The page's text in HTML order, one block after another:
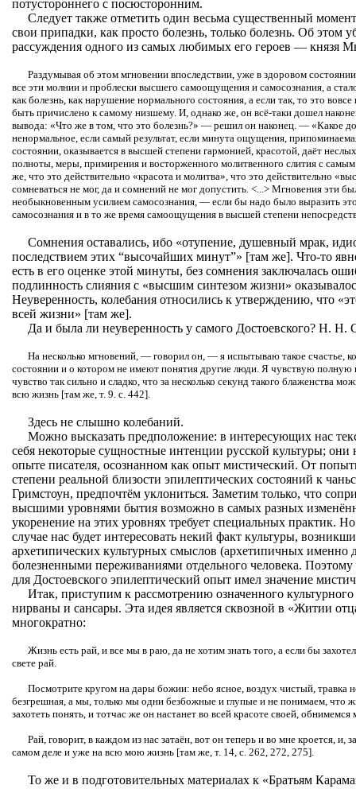
потустороннего с посюсторонним.
Следует также отметить один весьма существенный
свои припадки, как просто болезнь, только болезнь. Об этом
рассуждения одного из самых любимых его героев — князя
Раздумывая об этом мгновении впоследствии, уже в здоровом
все эти молнии и проблески высшего самоощущения и самосознания, а
как болезнь, как нарушение нормального состояния, а если так, то это
быть причислено к самому низшему. И, однако же, он всё-таки дошел
вывода: «Что же в том, что это болезнь?» — решил он наконец. — «Какое
ненормальное, если самый результат, если минута ощущения,
состоянии, оказывается в высшей степени гармонией, красотой, даёт
полноты, меры, примирения и восторженного молитвенного слития с
же, что это действительно «красота и молитва», что это действительно
сомневаться не мог, да и сомнений не мог допустить. <...> Мгновения эти
необыкновенным усилием самосознания, — если бы надо было выразить
самосознания и в то же время самоощущения в высшей степени
Сомнения оставались, ибо «отупение, душевный мрак,
последствием этих “высочайших минут”» [там же]. Что-то
есть в его оценке этой минуты, без сомнения заключалась
подлинность слияния с «высшим синтезом жизни»
Неуверенность, колебания относились к утверждению, что
всей жизни» [там же].
Да и была ли неуверенность у самого Достоевского? Н. Н.
На несколько мгновений, — говорил он, — я испытываю такое счастье,
состоянии и о котором не имеют понятия другие люди. Я чувствую полную
чувство так сильно и сладко, что за несколько секунд такого блаженства
всю жизнь [там же, т. 9. с. 442].
Здесь не слышно колебаний.
Можно высказать предположение: в интересующих нас
себя некоторые сущностные интенции русской культуры; они
опыте писателя, осознанном как опыт мистический. От
степени реальной близости эпилептических состояний к
Гримстоун, предпочтём уклониться. Заметим только, что
высшими уровнями бытия возможно в самых разных
укоренение на этих уровнях требует специальных практик.
случае нас будет интересовать некий факт культуры,
архетипических культурных смыслов (архетипичных именно
болезненными переживаниями отдельного человека.
для Достоевского эпилептический опыт имел значение
Итак, приступим к рассмотрению означенного
нирваны и сансары. Эта идея является сквозной в «Житии
многократно:
Жизнь есть рай, и все мы в раю, да не хотим знать того, а если бы
свете рай.
Посмотрите кругом на дары божии: небо ясное, воздух чистый, травка
безгрешная, а мы, только мы одни безбожные и глупые и не понимаем, что
захотеть понять, и тотчас же он настанет во всей красоте своей, обнимемся
Рай, говорит, в каждом из нас затаён, вот он теперь и во мне кроется, и,
самом деле и уже на всю мою жизнь [там же, т. 14, с. 262, 272, 275].
То же и в подготовительных материалах к «Братьям